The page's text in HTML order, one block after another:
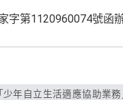
字第1120960074號函
年自立生活適應協助業